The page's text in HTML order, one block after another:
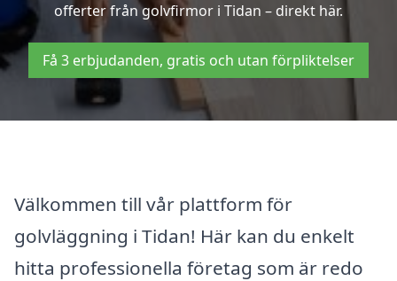
offerter från golvfirmor i Tidan – direkt här.
Få 3 erbjudanden, gratis och utan förpliktelser
Välkommen till vår plattform för
golvläggning i Tidan! Här kan du enkelt
hitta professionella företag som är redo